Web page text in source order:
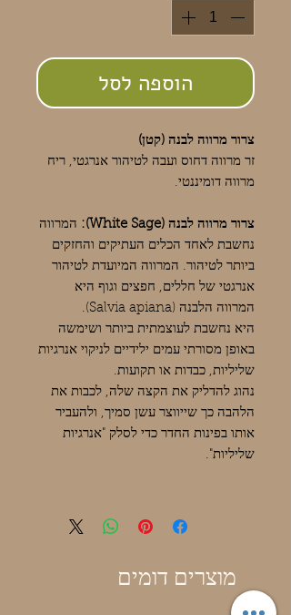
הוספה לסל
צרור מרווה לבנה (קטן)
זר מרווה דחוס ועבה לטיהור אנרגטי, ריח
מרווה דומיננטי.
צרור מרווה לבנה (White Sage):
המרווה
נחשבת לאחד הכלים העתיקים והחזקים
ביותר לטיהור. המרווה המיועדת לטיהור
אנרגטי של חללים, חפצים וגוף היא
המרווה הלבנה (Salvia apiana).
היא נחשבת לעוצמתית ביותר ושימשה
באופן מסורתי עמים ילידיים לניקוי אנרגיות
שליליות, כבדות או תקועות.
נהוג להדליק את הקצה שלה, לכבות את
הלהבה כך שייווצר עשן סמיך, ולהעביר
אותו בפינות החדר כדי לסלק "אנרגיות
שליליות".
מוצרים דומים